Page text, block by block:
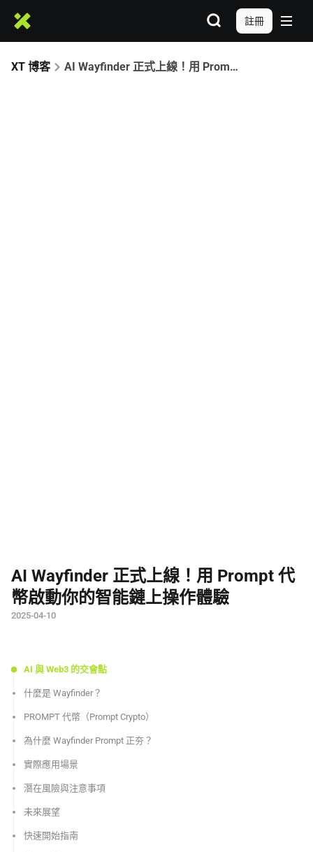
註冊
XT 博客 AI Wayfinder 正式上線！用 Prompt 代幣啟動你的智能鏈上操作體驗
AI Wayfinder 正式上線！用 Prompt 代
幣啟動你的智能鏈上操作體驗
2025-04-10
AI 與 Web3 的交會點
什麼是 Wayfinder？
PROMPT 代幣（Prompt Crypto）
為什麼 Wayfinder Prompt 正夯？
實際應用場景
潛在風險與注意事項
未來展望
快速開始指南